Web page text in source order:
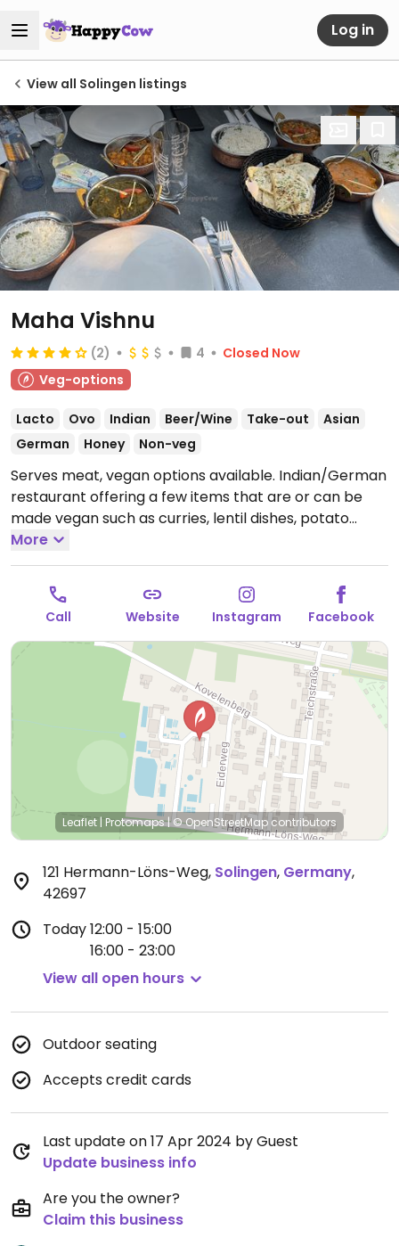
Log in
View all Solingen listings
Maha Vishnu
(2) 4
Closed Now
Veg-options
Lacto Ovo Indian Beer/Wine Take-out
Asian
German
Honey Non-veg
Serves meat, vegan options available. Indian/German
restaurant offering a few items that are or can be
made vegan such as curries, lentil dishes, potato
dishes and dosas. Specify no butter, ghee, cream or
curd.Open Tue-Sun 16:00-23:00, Sat-Sun 12:00-15:00.
More
Call Website Instagram Facebook
Leaflet | Protomaps|© OpenStreetMap contributors
121 Hermann-Löns-Weg, Solingen, Germany,
42697
Today12:00 - 15:00
16:00 - 23:00
View all open hours
Outdoor seating
Accepts credit cards
Last update on 17 Apr 2024 by Guest
Update business info
Are you the owner?
Claim this business